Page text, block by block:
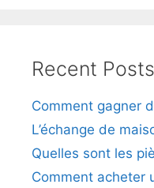
Recent Posts
Comment gagner
L’échange de
Quelles sont les
Comment acheter